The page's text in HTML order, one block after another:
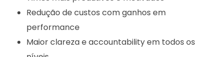
Redução de custos com ganhos em
performance
Maior clareza e accountability em todos os